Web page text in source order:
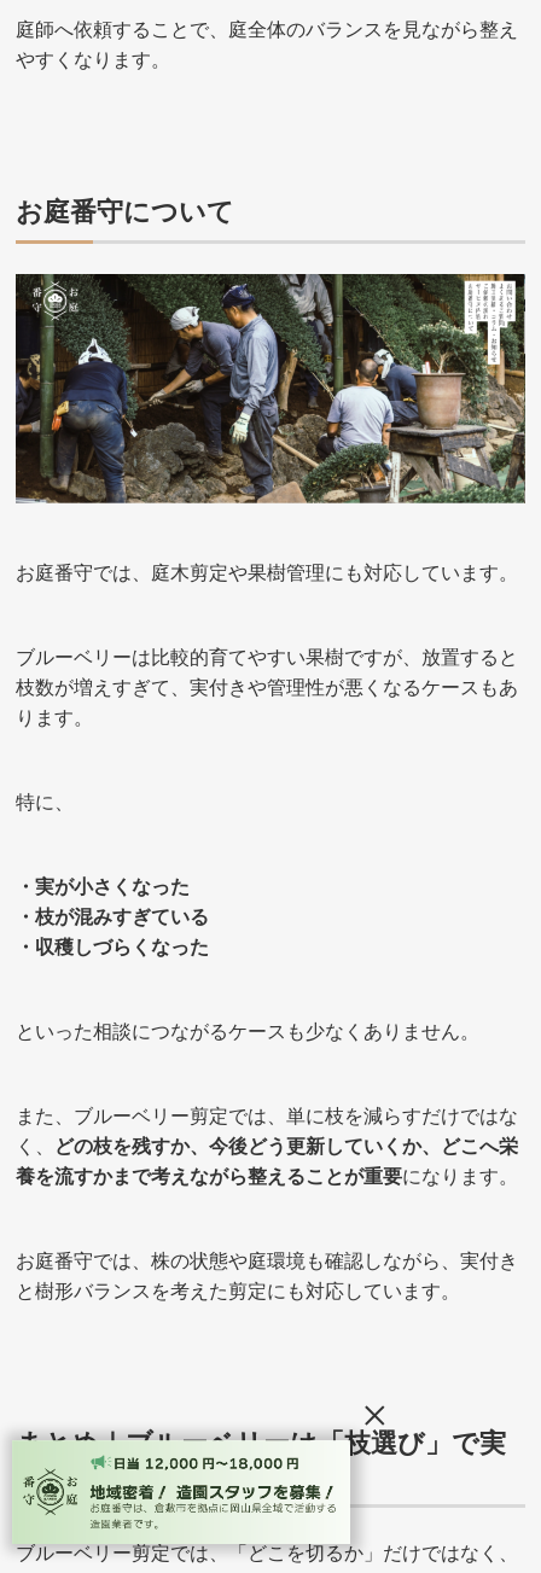
庭師へ依頼することで、庭全体のバランスを見ながら整え
やすくなります。
お庭番守について
お庭番守では、庭木剪定や果樹管理にも対応しています。
ブルーベリーは比較的育てやすい果樹ですが、放置すると
枝数が増えすぎて、実付きや管理性が悪くなるケースもあ
ります。
特に、
・実が小さくなった
・枝が混みすぎている
・収穫しづらくなった
といった相談につながるケースも少なくありません。
また、ブルーベリー剪定では、単に枝を減らすだけではな
く、 どの枝を残すか、今後どう更新していくか、どこへ栄
養を流すかまで考えながら整えることが重要になります。
お庭番守では、株の状態や庭環境も確認しながら、実付き
と樹形バランスを考えた剪定にも対応しています。
まとめ｜ブルーベリーは「枝選び」で実
付きが変わる
ブルーベリー剪定では、「どこを切るか」だけではなく、
×